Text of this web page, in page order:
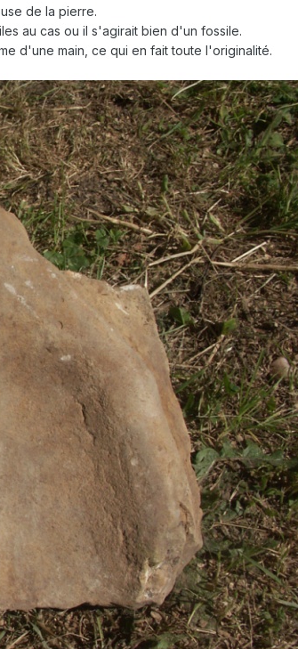
de la pierre.
au cas ou il s'agirait bien d'un fossile.
d'une main, ce qui en fait toute l'originalité.